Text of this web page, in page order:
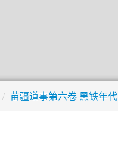
/ 苗疆道事第六卷 黑铁年代